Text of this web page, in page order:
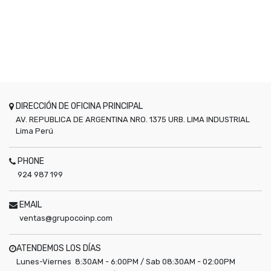
DIRECCIÓN DE OFICINA PRINCIPAL
AV. REPUBLICA DE ARGENTINA NRO. 1375 URB. LIMA INDUSTRIAL
Lima Perú
PHONE
924 987 199
EMAIL
ventas@grupocoinp.com
ATENDEMOS LOS DÍAS
Lunes-Viernes 8:30AM - 6:00PM / Sab 08:30AM - 02:00PM